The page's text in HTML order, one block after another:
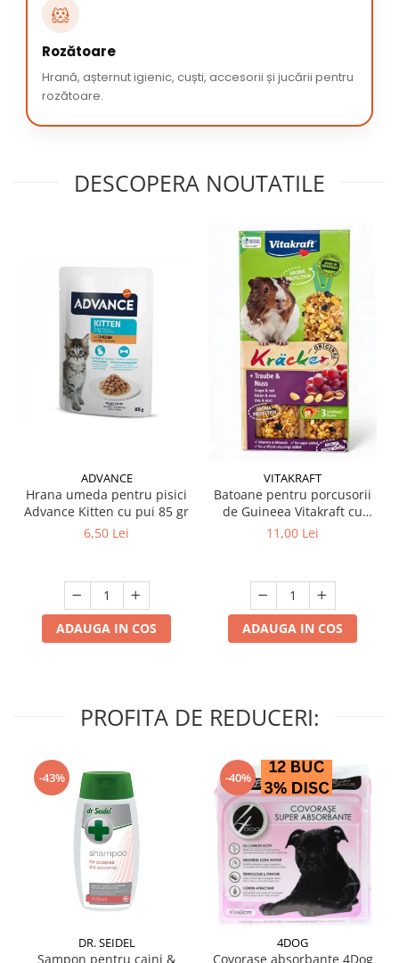
🐹
Rozătoare
Hrană, așternut igienic, cuști, accesorii și jucării pentru
rozătoare.
DESCOPERA NOUTATILE
ADVANCE
Hrana umeda pentru pisici
Advance Kitten cu pui 85 gr
6,50 Lei
ADAUGA IN COS
VITAKRAFT
Batoane pentru porcusorii
de Guineea Vitakraft cu
struguri & nuci 2 buc
11,00 Lei
ADAUGA IN COS
PROFITA DE REDUCERI:
-43%
DR. SEIDEL
Sampon pentru caini &
-40%
4DOG
Covorase absorbante 4Dog